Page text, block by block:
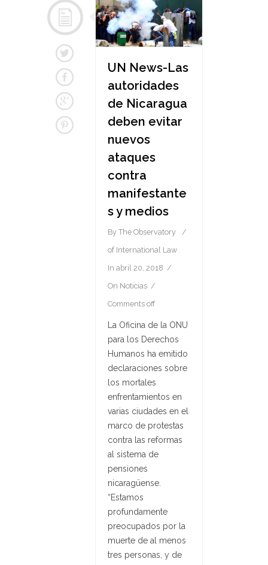
UN News-Las
autoridades
de Nicaragua
deben evitar
nuevos
ataques
contra
manifestante
s y medios
By The Observatory
of International Law
In abril 20, 2018
On Noticias
Comments off
La Oficina de la ONU
para los Derechos
Humanos ha emitido
declaraciones sobre
los mortales
enfrentamientos en
varias ciudades en el
marco de protestas
contra las reformas
al sistema de
pensiones
nicaragüense.
“Estamos
profundamente
preocupados por la
muerte de al menos
tres personas, y de